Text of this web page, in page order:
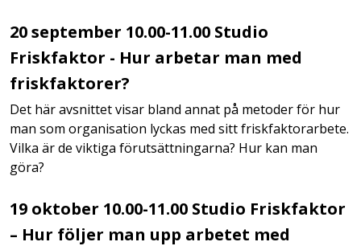
20 september 10.00-11.00 Studio
Friskfaktor - Hur arbetar man med
friskfaktorer?
Det här avsnittet visar bland annat på metoder för hur
man som organisation lyckas med sitt friskfaktorarbete.
Vilka är de viktiga förutsättningarna? Hur kan man
göra?
19 oktober 10.00-11.00 Studio Friskfaktor
– Hur följer man upp arbetet med